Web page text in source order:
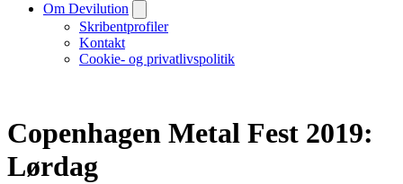
Om Devilution
Skribentprofiler
Kontakt
Cookie- og privatlivspolitik
Copenhagen Metal Fest 2019:
Lørdag